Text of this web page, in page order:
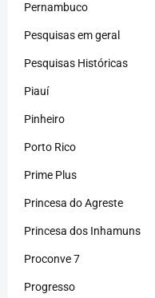
Pernambuco
Pesquisas em geral
Pesquisas Históricas
Piauí
Pinheiro
Porto Rico
Prime Plus
Princesa do Agreste
Princesa dos Inhamuns
Proconve 7
Progresso